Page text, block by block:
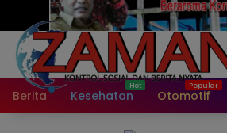
Berita Kesehatan Otomotif